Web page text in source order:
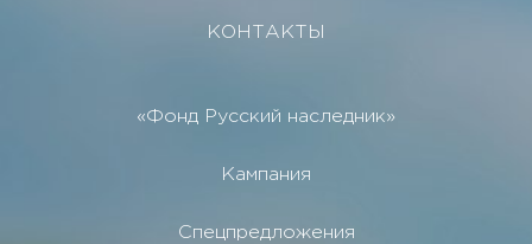
КОНТАКТЫ
«Фонд Русский наследник»
Кампания
Спецпредложения